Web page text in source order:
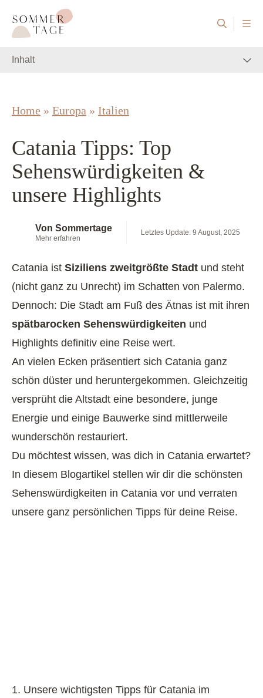
Sommertage - Der Reiseblog aus Österreich
Inhalt
Home » Europa » Italien
Catania Tipps: Top
Sehenswürdigkeiten &
unsere Highlights
Von Sommertage
Mehr erfahren
Letztes Update: 9 August, 2025
Catania ist Siziliens zweitgrößte Stadt und steht
(nicht ganz zu Unrecht) im Schatten von Palermo.
Dennoch: Die Stadt am Fuß des Ätnas ist mit ihren
spätbarocken Sehenswürdigkeiten und
Highlights definitiv eine Reise wert.
An vielen Ecken präsentiert sich Catania ganz
schön düster und heruntergekommen. Gleichzeitig
versprüht die Altstadt eine besondere, junge
Energie und einige Bauwerke sind mittlerweile
wunderschön restauriert.
Du möchtest wissen, was dich in Catania erwartet?
In diesem Blogartikel stellen wir dir die schönsten
Sehenswürdigkeiten in Catania vor und verraten
unsere ganz persönlichen Tipps für deine Reise.
1. Unsere wichtigsten Tipps für Catania im